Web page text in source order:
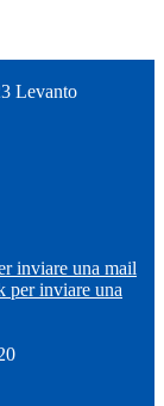
Levanto
inviare una mail
per inviare una